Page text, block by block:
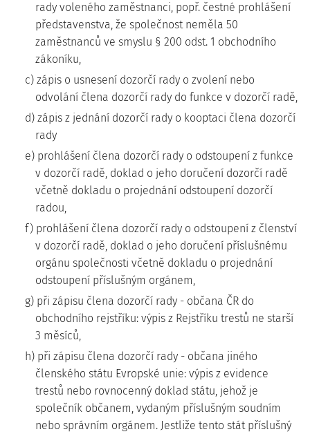
rady voleného zaměstnanci, popř. čestné prohlášení
představenstva, že společnost neměla 50
zaměstnanců ve smyslu § 200 odst. 1 obchodního
zákoníku,
c) zápis o usnesení dozorčí rady o zvolení nebo
odvolání člena dozorčí rady do funkce v dozorčí radě,
d) zápis z jednání dozorčí rady o kooptaci člena dozorčí
rady
e) prohlášení člena dozorčí rady o odstoupení z funkce
v dozorčí radě, doklad o jeho doručení dozorčí radě
včetně dokladu o projednání odstoupení dozorčí
radou,
f) prohlášení člena dozorčí rady o odstoupení z členství
v dozorčí radě, doklad o jeho doručení příslušnému
orgánu společnosti včetně dokladu o projednání
odstoupení příslušným orgánem,
g) při zápisu člena dozorčí rady - občana ČR do
obchodního rejstříku: výpis z Rejstříku trestů ne starší
3 měsíců,
h) při zápisu člena dozorčí rady - občana jiného
členského státu Evropské unie: výpis z evidence
trestů nebo rovnocenný doklad státu, jehož je
společník občanem, vydaným příslušným soudním
nebo správním orgánem. Jestliže tento stát příslušný